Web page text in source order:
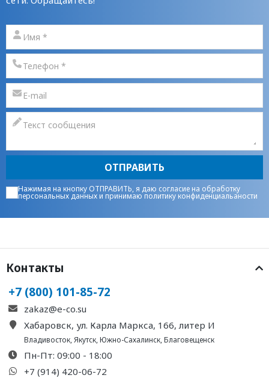
ОТПРАВИТЬ
Нажимая на кнопку ОТПРАВИТЬ, я даю согласие на обработку
персональных данныхи принимаюполитику конфиденциальаности
Контакты
+7 (800) 101-85-72
zakaz@e-co.su
Хабаровск, ул. Карла Маркса, 166, литер И
Владивосток,Якутск,Южно-Сахалинск,Благовещенск
Пн-Пт: 09:00 - 18:00
+7 (914) 420-06-72